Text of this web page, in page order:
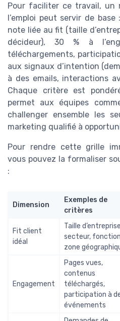
Pour faciliter ce travail, un
l’emploi peut servir de
note liée au fit (taille
décideur), 30 % à
téléchargements,
aux signaux d’intention
à des emails, interactions
Chaque critère est
permet aux équipes
challenger ensemble les
marketing qualifié à
Pour rendre cette grille
vous pouvez la formaliser
:
Dimension
Exemples de
critères
Fit client
idéal
Taille
secteur,
zone
Engagement
Pages vues,
contenus
téléchargés,
participation à
événements